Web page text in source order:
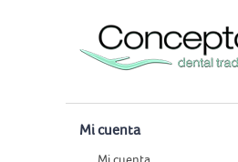
Mi cuenta
Mi cuenta